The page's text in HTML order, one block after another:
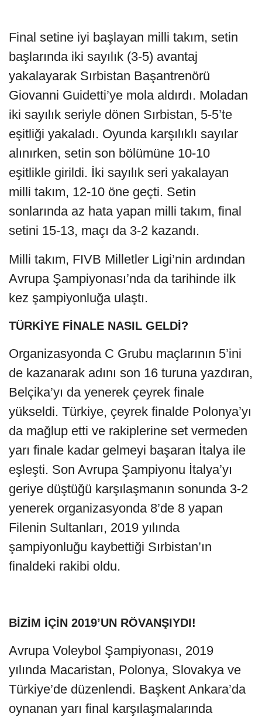
Final setine iyi başlayan milli takım, setin
başlarında iki sayılık (3-5) avantaj
yakalayarak Sırbistan Başantrenörü
Giovanni Guidetti’ye mola aldırdı. Moladan
iki sayılık seriyle dönen Sırbistan, 5-5’te
eşitliği yakaladı. Oyunda karşılıklı sayılar
alınırken, setin son bölümüne 10-10
eşitlikle girildi. İki sayılık seri yakalayan
milli takım, 12-10 öne geçti. Setin
sonlarında az hata yapan milli takım, final
setini 15-13, maçı da 3-2 kazandı.
Milli takım, FIVB Milletler Ligi’nin ardından
Avrupa Şampiyonası’nda da tarihinde ilk
kez şampiyonluğa ulaştı.
TÜRKİYE FİNALE NASIL GELDİ?
Organizasyonda C Grubu maçlarının 5’ini
de kazanarak adını son 16 turuna yazdıran,
Belçika’yı da yenerek çeyrek finale
yükseldi. Türkiye, çeyrek finalde Polonya’yı
da mağlup etti ve rakiplerine set vermeden
yarı finale kadar gelmeyi başaran İtalya ile
eşleşti. Son Avrupa Şampiyonu İtalya’yı
geriye düştüğü karşılaşmanın sonunda 3-2
yenerek organizasyonda 8’de 8 yapan
Filenin Sultanları, 2019 yılında
şampiyonluğu kaybettiği Sırbistan’ın
finaldeki rakibi oldu.
BİZİM İÇİN 2019’UN RÖVANŞIYDI!
Avrupa Voleybol Şampiyonası, 2019
yılında Macaristan, Polonya, Slovakya ve
Türkiye’de düzenlendi. Başkent Ankara’da
oynanan yarı final karşılaşmalarında